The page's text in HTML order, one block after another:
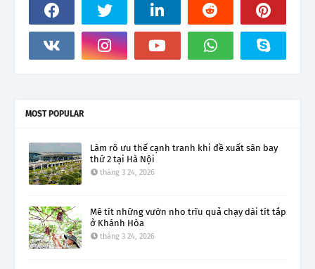
MOST POPULAR
Làm rõ ưu thế cạnh tranh khi đề xuất sân bay
thứ 2 tại Hà Nội
tháng 3 24, 2026
Mê tít những vườn nho trĩu quả chạy dài tít tắp
ở Khánh Hòa
tháng 3 24, 2026